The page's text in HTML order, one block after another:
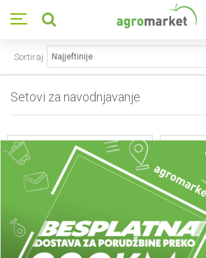
Setovi za navodnjavanje
Sortiraj